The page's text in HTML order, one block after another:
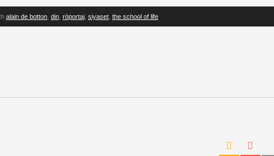
alain de botton din röportaj siyaset the school of life